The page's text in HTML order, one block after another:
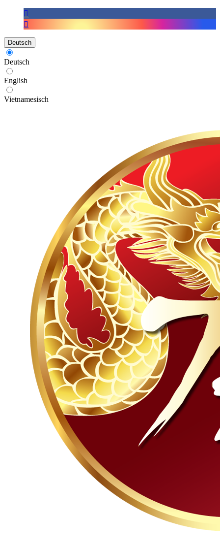
Deutsch
Deutsch
English
Vietnamesisch